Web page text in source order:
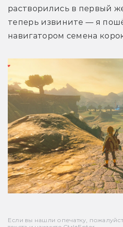
растворились в первый
теперь извините — я
навигатором семена
Если вы нашли опечатку,